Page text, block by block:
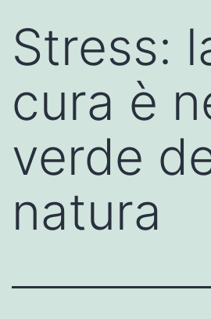
Stress:
cura è
verde
natura